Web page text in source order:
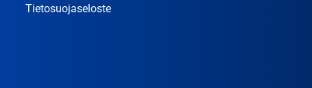
Tietosuojaseloste